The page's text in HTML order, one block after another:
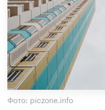
Фото: piczone.info